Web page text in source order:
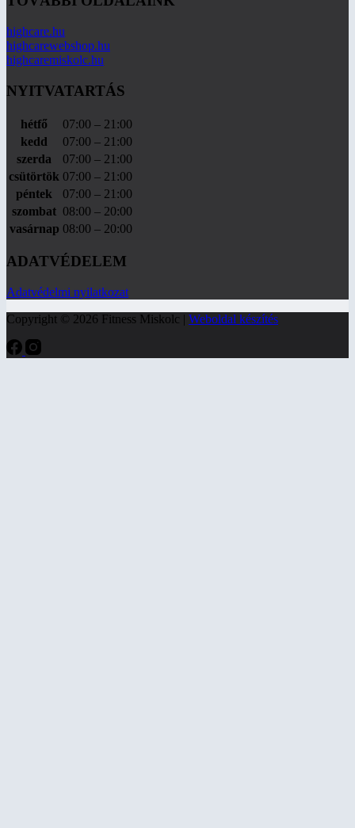
highcare.hu
highcarewebshop.hu
highcaremiskolc.hu
NYITVATARTÁS
hétfő
07:00 – 21:00
kedd
07:00 – 21:00
szerda
07:00 – 21:00
csütörtök 07:00 – 21:00
péntek
07:00 – 21:00
szombat 08:00 – 20:00
vasárnap 08:00 – 20:00
ADATVÉDELEM
Adatvédelmi nyilatkozat
Copyright © 2026 Fitness Miskolc | Weboldal készítés